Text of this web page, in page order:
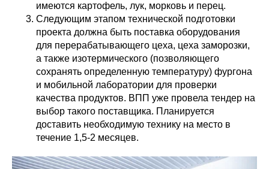
имеются картофель, лук, морковь и перец.
Следующим этапом технической подготовки
проекта должна быть поставка оборудования
для перерабатывающего цеха, цеха заморозки,
а также изотермического (позволяющего
сохранять определенную температуру) фургона
и мобильной лаборатории для проверки
качества продуктов. ВПП уже провела тендер на
выбор такого поставщика. Планируется
доставить необходимую технику на место в
течение 1,5-2 месяцев.